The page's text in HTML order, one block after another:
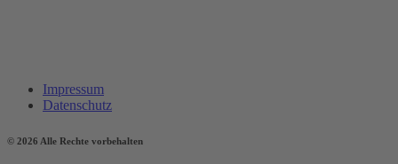
Impressum
Datenschutz
© 2026 Alle Rechte vorbehalten